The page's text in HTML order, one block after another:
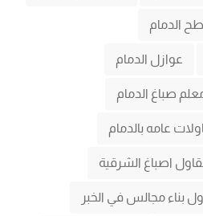
الدمام
عوازل الدمام
صباغ الدمام
عامه بالدمام
اصباغ الشرقية
بناء مجالس في الخبر